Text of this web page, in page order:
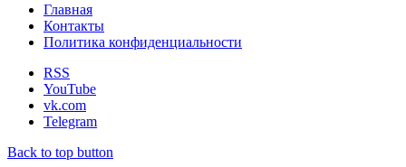
Главная
Контакты
Политика конфиденциальности
RSS
YouTube
vk.com
Telegram
Back to top button